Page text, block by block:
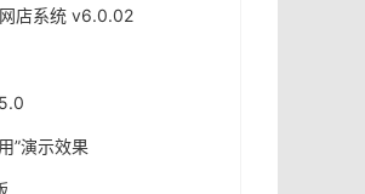
店系统 v6.0.02
”演示效果